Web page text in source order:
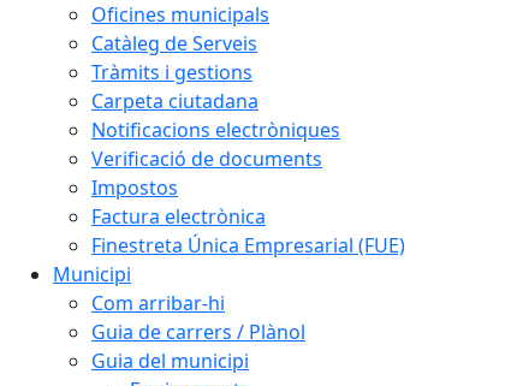
Oficines municipals
Catàleg de Serveis
Tràmits i gestions
Carpeta ciutadana
Notificacions electròniques
Verificació de documents
Impostos
Factura electrònica
Finestreta Única Empresarial (FUE)
Municipi
Com arribar-hi
Guia de carrers / Plànol
Guia del municipi